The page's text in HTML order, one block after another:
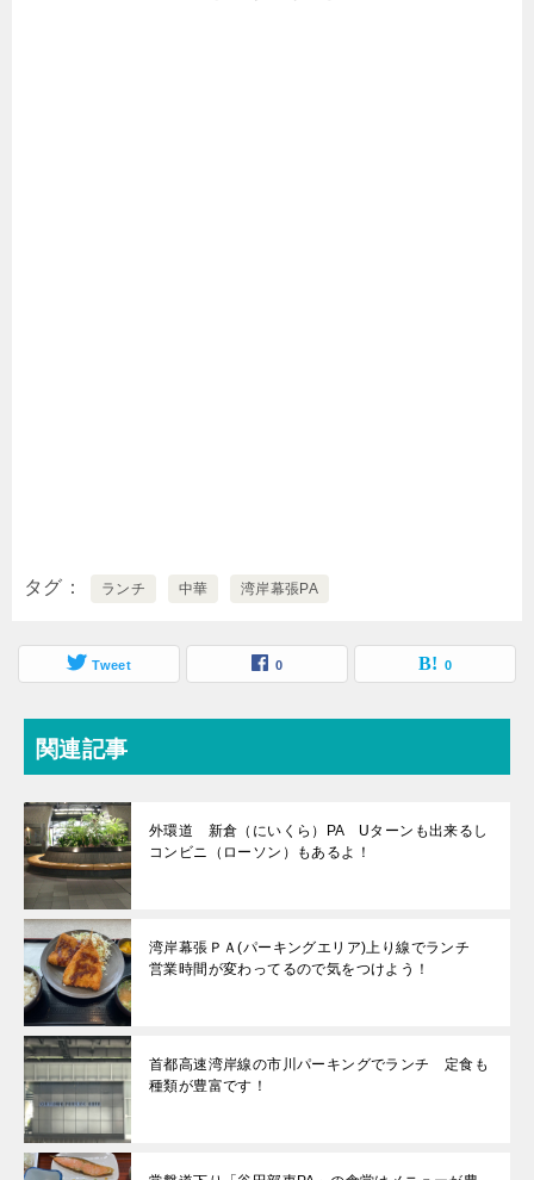
タグ ランチ 中華 湾岸幕張PA
Tweet 0 0
関連記事
外環道 新倉（にいくら）PA Uターンも出来るし
コンビニ（ローソン）もあるよ！
湾岸幕張ＰＡ(パーキングエリア)上り線でランチ
営業時間が変わってるので気をつけよう！
首都高速湾岸線の市川パーキングでランチ 定食も
種類が豊富です！